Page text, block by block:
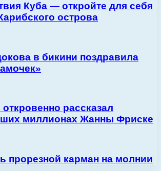
Куба — откройте для себя
острова
в бикини поздравила
рассказал
миллионах Жанны Фриске
прорезной карман на молнии